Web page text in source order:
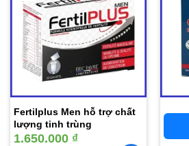
Thêm
vào
yêu
thích
Fertilplus Men hỗ trợ chất
lượng tinh trùng
1.650.000 ₫